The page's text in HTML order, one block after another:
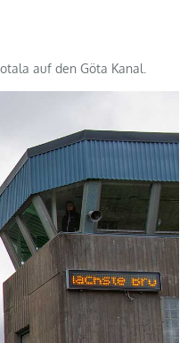
auf den Göta Kanal.